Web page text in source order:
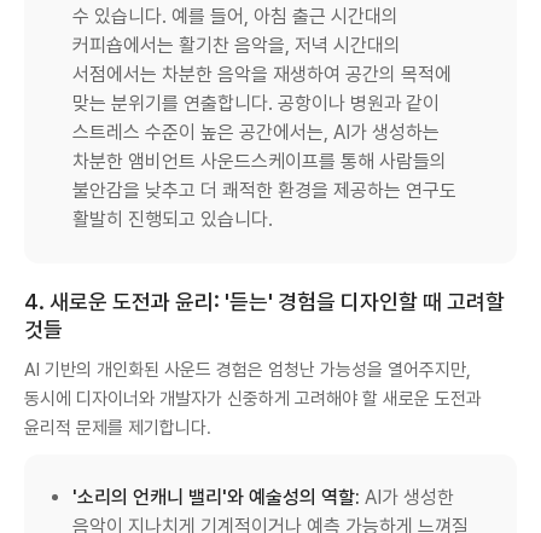
수 있습니다. 예를 들어, 아침 출근 시간대의
커피숍에서는 활기찬 음악을, 저녁 시간대의
서점에서는 차분한 음악을 재생하여 공간의 목적에
맞는 분위기를 연출합니다. 공항이나 병원과 같이
스트레스 수준이 높은 공간에서는, AI가 생성하는
차분한 앰비언트 사운드스케이프를 통해 사람들의
불안감을 낮추고 더 쾌적한 환경을 제공하는 연구도
활발히 진행되고 있습니다.
4. 새로운 도전과 윤리: '듣는' 경험을 디자인할 때 고려할
것들
AI 기반의 개인화된 사운드 경험은 엄청난 가능성을 열어주지만,
동시에 디자이너와 개발자가 신중하게 고려해야 할 새로운 도전과
윤리적 문제를 제기합니다.
'소리의 언캐니 밸리'와 예술성의 역할: AI가 생성한
음악이 지나치게 기계적이거나 예측 가능하게 느껴질